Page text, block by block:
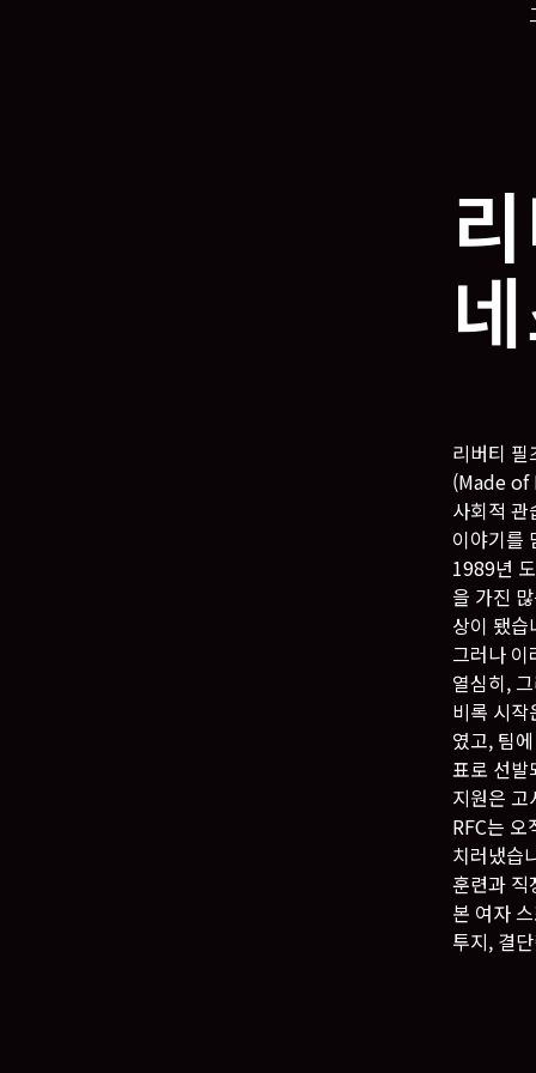
리버티
(Made of
사회적
이야기를
1989년
을 가진
상이 됐습
그러나
열심히,
비록 시
였고, 팀
표로 선발
지원은
RFC는
치러냈습
훈련과 직
본 여자
투지, 결